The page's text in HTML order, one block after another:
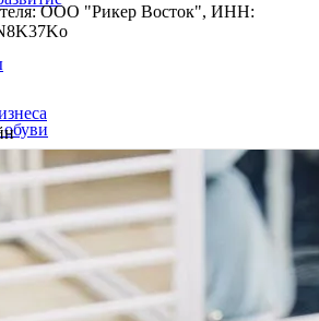
ООО "Рикер Восток", ИНН: